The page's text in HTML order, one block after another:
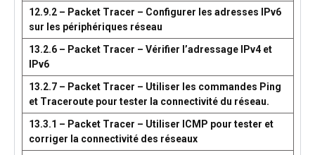
12.9.2 – Packet Tracer – Configurer les adresses IPv6
sur les périphériques réseau
13.2.6 – Packet Tracer – Vérifier l’adressage IPv4 et
IPv6
13.2.7 – Packet Tracer – Utiliser les commandes Ping
et Traceroute pour tester la connectivité du réseau.
13.3.1 – Packet Tracer – Utiliser ICMP pour tester et
corriger la connectivité des réseaux